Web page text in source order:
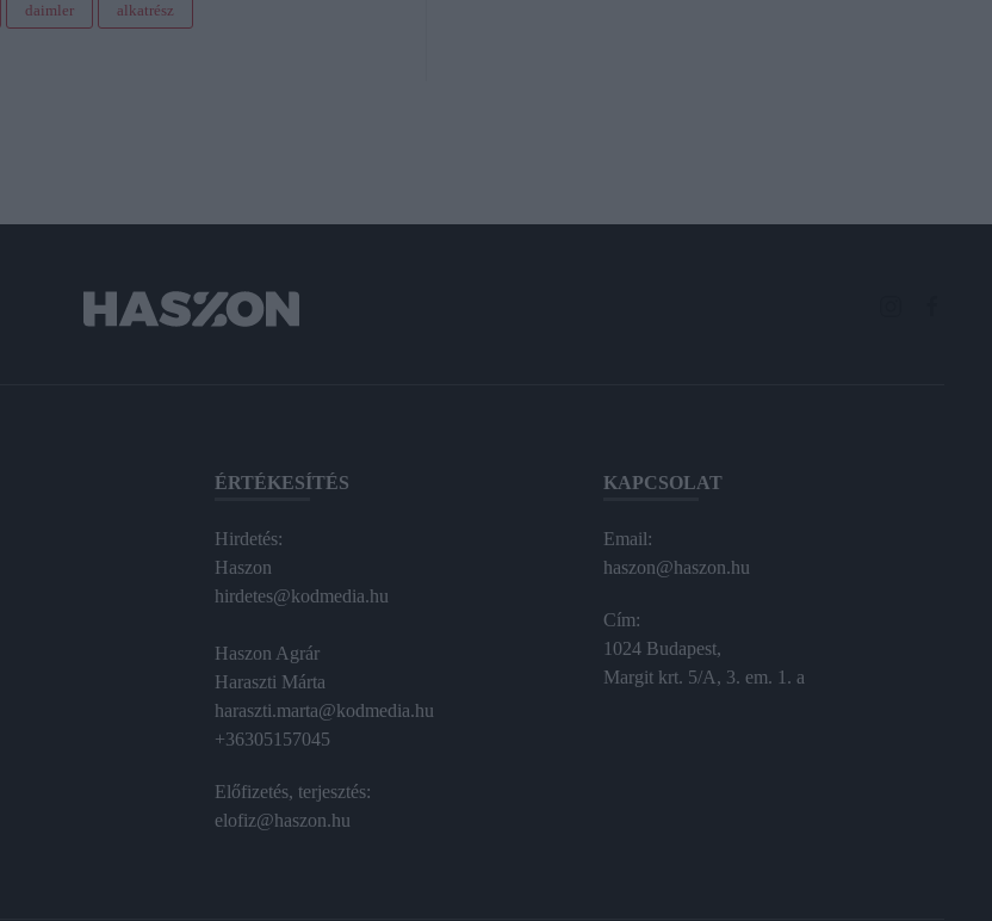
daimler alkatrész
ÉRTÉKESÍTÉS
Hirdetés:
Haszon
hirdetes@kodmedia.hu
Haszon Agrár
Haraszti Márta
haraszti.marta@kodmedia.hu
+36305157045
Előfizetés, terjesztés:
elofiz@haszon.hu
KAPCSOLAT
Email:
haszon@haszon.hu
Cím:
1024 Budapest,
Margit krt. 5/A, 3. em. 1. a